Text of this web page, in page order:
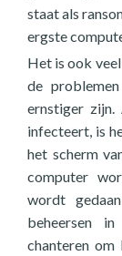
staat als
ergste
Het is ook
de
ernstiger zijn.
infecteert, is
het scherm
computer
wordt
beheersen
chanteren